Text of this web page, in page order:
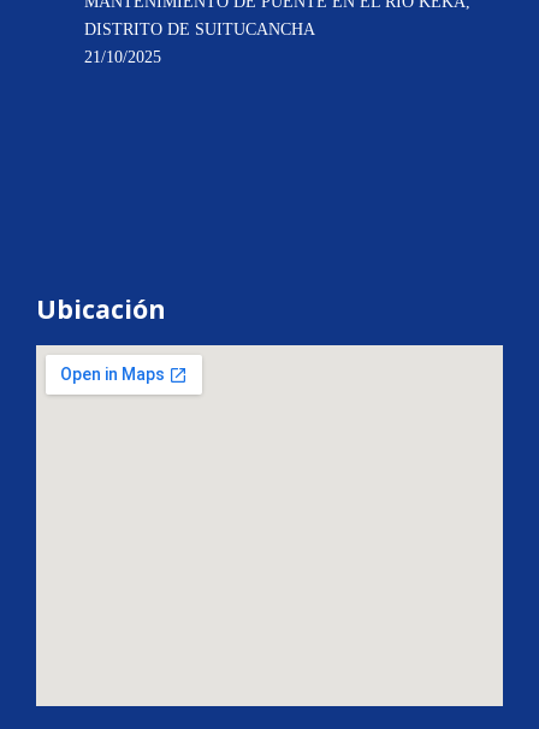
DISTRITO DE SUITUCANCHA
21/10/2025
Ubicación